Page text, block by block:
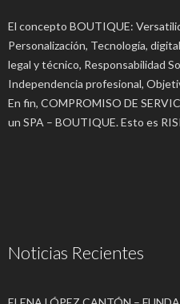
El concepto BOUTIQUE:
Personalización, Tecnología,
legal y técnico, Responsabilidad
Independencia profesional,
En fin, COMPROMISO DE
un SPA – BOUTIQUE. Esto es
Noticias Recientes